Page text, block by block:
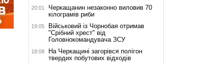
20:01
Черкащанин незаконно виловив 70
кілограмів риби
19:05
Військовий із Чорнобая отримав
"Срібний хрест" від
Головнокомандувача ЗСУ
18:08
На Черкащині загорівся полігон
твердих побутових відходів